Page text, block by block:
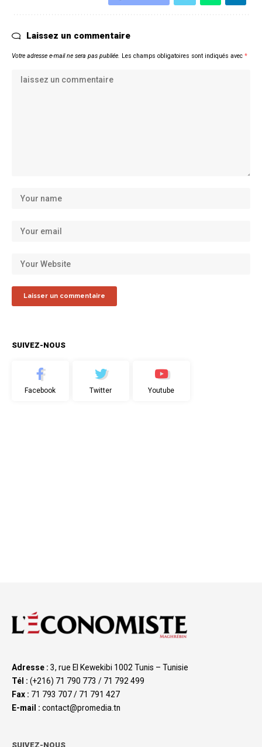
Laissez un commentaire
Votre adresse e-mail ne sera pas publiée. Les champs obligatoires sont indiqués avec *
SUIVEZ-NOUS
Facebook Twitter Youtube
Adresse : 3, rue El Kewekibi 1002 Tunis – Tunisie
Tél : (+216) 71 790 773 / 71 792 499
Fax : 71 793 707 / 71 791 427
E-mail : contact@promedia.tn
SUIVEZ-NOUS